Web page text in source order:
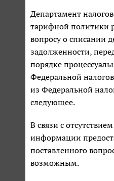
Департамент
тарифной политики
вопросу о списании
задолженности,
порядке
Федеральной
из Федеральной
следующее.
В связи с
информации
поставленного
возможным.